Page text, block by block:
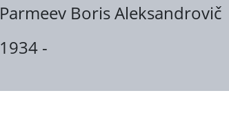
Parmeev Boris Aleksandrovič
1934 -